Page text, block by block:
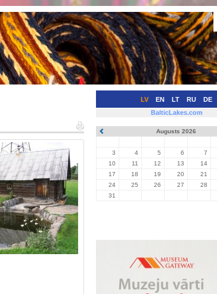
LV EN LT RU DE
BalticLakes.com
Augusts 2026
3
4 5 6 7
10
11 12 13 14
17
18 19 20 21
24
25 26 27 28
31